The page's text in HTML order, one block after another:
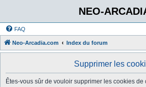
NEO-
FAQ
Neo-Arcadia.com Index du forum
Supprimer les
Êtes-vous sûr de vouloir supprimer les cookies de